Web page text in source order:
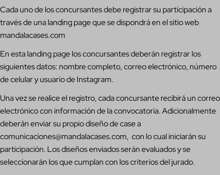
Cada uno de los concursantes debe registrar su participación a
través de una landing page que se dispondrá en el sitio web
mandalacases.com
En esta landing page los concursantes deberán registrar los
siguientes datos: nombre completo, correo electrónico, número
de celular y usuario de Instagram.
Una vez se realice el registro, cada concursante recibirá un correo
electrónico con información de la convocatoria. Adicionalmente
deberán enviar su propio diseño de case a
comunicaciones@mandalacases.com, con lo cual iniciarán su
participación. Los diseños enviados serán evaluados y se
seleccionarán los que cumplan con los criterios del jurado.